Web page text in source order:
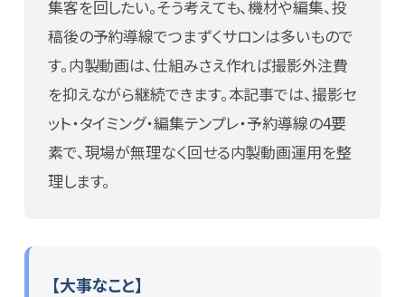
エステ・リラクサロン
ニュース
BMマガジン
集客を回したい。そう考えても、機材や編集、投
稿後の予約導線でつまずくサロンは多いもので
す。内製動画は、仕組みさえ作れば撮影外注費
を抑えながら継続できます。本記事では、撮影セ
ット・タイミング・編集テンプレ・予約導線の4要
素で、現場が無理なく回せる内製動画運用を整
理します。
【大事なこと】